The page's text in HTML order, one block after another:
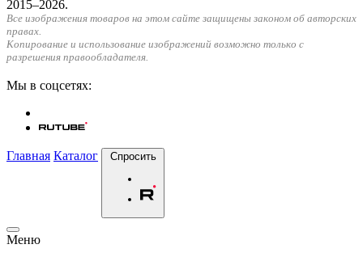
2015–2026.
Все изображения товаров на этом сайте защищены законом об авторских
правах.
Копирование и использование изображений возможно только с
разрешения правообладателя.
Мы в соцсетях:
Главная Каталог Спросить
Меню